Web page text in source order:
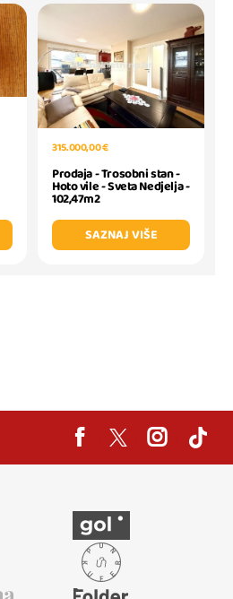
315.000,00 €
Prodaja - Trosobni stan -
Hoto vile - Sveta Nedjelja -
102,47m2
SAZNAJ VIŠE